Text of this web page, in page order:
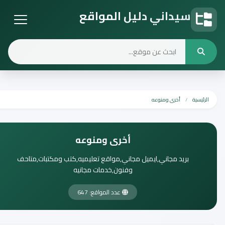
سيداني دليل المواقع
دليل المواقع
الرئيسية أخرى ومنوعه
أخرى ومنوعه
بريد مجاني,ايميل مجاني,مواقع تعليميه,كتب ومكتبات,متاحف
وفنون,خدمات مجانيه
عدد المواقع: 647